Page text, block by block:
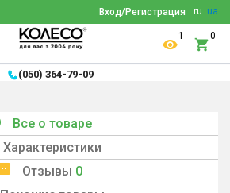
ru ua
Вход/Регистрация
1 0
(050) 364-79-09
Все о товаре
Характеристики
Отзывы 0